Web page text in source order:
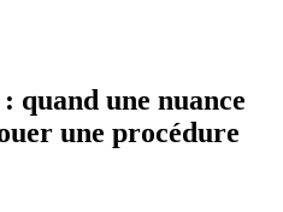
quand une nuance
une procédure